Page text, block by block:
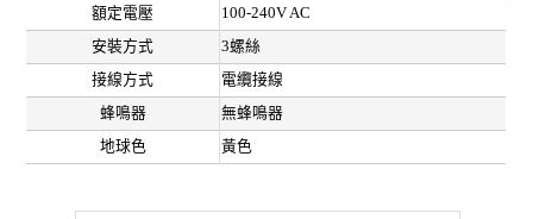
額定電壓
100-240V AC
安裝方式
3螺絲
接線方式
電纜接線
蜂鳴器
無蜂鳴器
地球色
黃色